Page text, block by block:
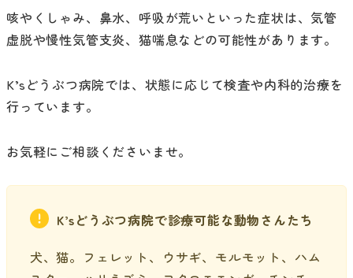
咳やくしゃみ、鼻水、呼吸が荒いといった症状は、気管
虚脱や慢性気管支炎、猫喘息などの可能性があります。
K’sどうぶつ病院では、状態に応じて検査や内科的治療を
行っています。
お気軽にご相談くださいませ。
K’sどうぶつ病院で診療可能な動物さんたち
犬、猫。フェレット、ウサギ、モルモット、ハム